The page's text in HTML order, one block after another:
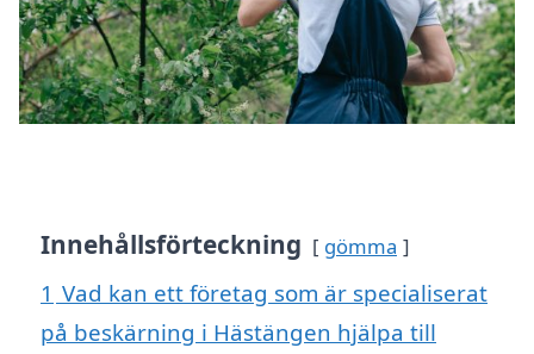
Innehållsförteckning gömma
1 Vad kan ett företag som är specialiserat
på beskärning i Hästängen hjälpa till